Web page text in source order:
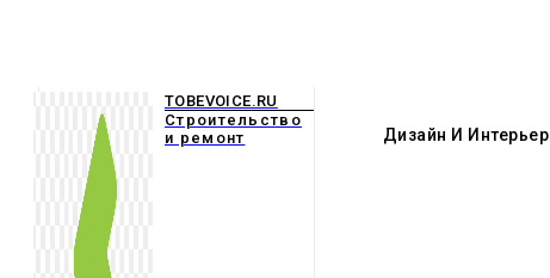
TOBEVOICE.RU
Строительство
и ремонт
Дизайн И Интерьер